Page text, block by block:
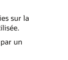
sur la
un